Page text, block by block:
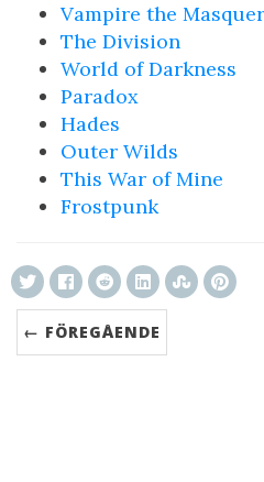
Vampire the
The Division
World of Darkness
Paradox
Hades
Outer Wilds
This War of Mine
Frostpunk
← FÖREGÅENDE